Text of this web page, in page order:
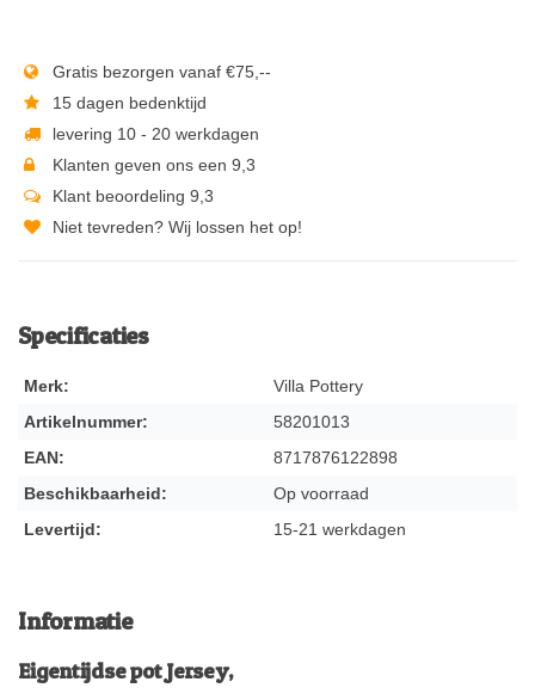
Gratis bezorgen vanaf €75,--
15 dagen bedenktijd
levering 10 - 20 werkdagen
Klanten geven ons een 9,3
Klant beoordeling 9,3
Niet tevreden? Wij lossen het op!
Specificaties
Merk:
Villa Pottery
Artikelnummer:
58201013
EAN:
8717876122898
Beschikbaarheid:
Op voorraad
Levertijd:
15-21 werkdagen
Informatie
Eigentijdse pot Jersey,